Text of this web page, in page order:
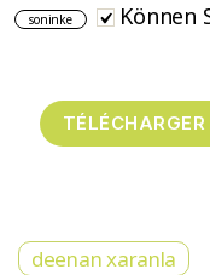
soninke Können
deenan xaranla